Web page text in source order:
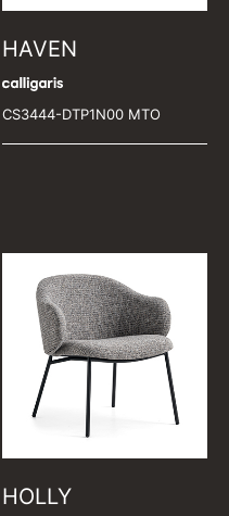
HAVEN
CS3444-DTP1N00 MTO
HOLLY